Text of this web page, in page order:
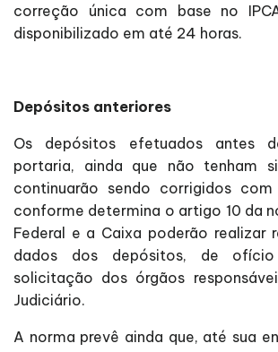
correção única com base no
disponibilizado em até 24 horas.
Depósitos anteriores
Os depósitos efetuados antes
portaria, ainda que não tenham
continuarão sendo corrigidos
conforme determina o artigo 10 da
Federal e a Caixa poderão realizar
dados dos depósitos, de
solicitação dos órgãos
Judiciário.
A norma prevê ainda que, até sua